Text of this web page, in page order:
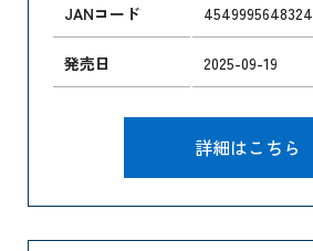
JANコード 4549995648324
発売日 2025-09-19
詳細はこちら